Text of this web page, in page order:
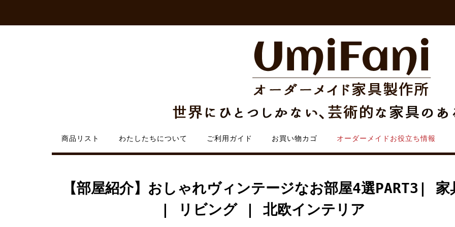
content
商品リスト わたしたちについて ご利用ガイド お買い物カゴ オーダーメイドお役立ち情報
【部屋紹介】おしゃれヴィンテージなお部屋4選PART3| 家
| リビング | 北欧インテリア